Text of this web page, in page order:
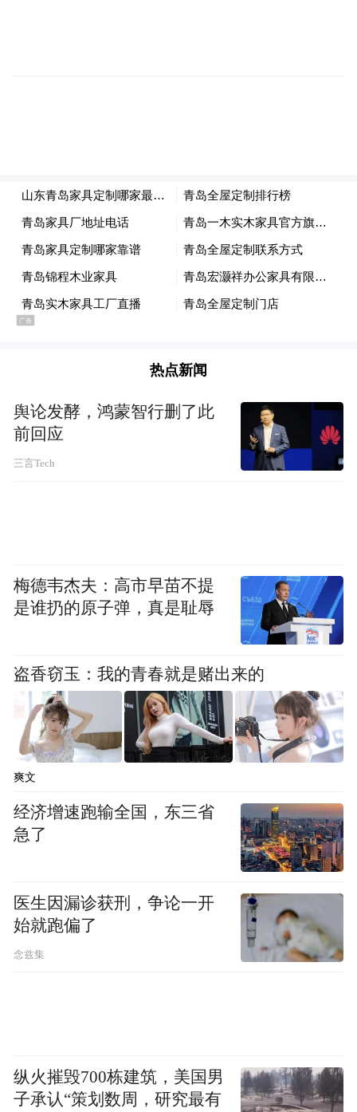
和进步的礼赞，对劳动和创造的尊重，对无
私奉献者的感恩。
站在卦台山巅传说中的伏羲画卦处，抬眼望
去，山川河流，一览无余，河对面的龙马
山，云遮雾罩，山势地貌，俊美秀丽。身后
树叶织就的蓑衣，明眸微思，仿佛神游天地
青山不语，渭水悠悠。似乎能感受到来自远
古的风烟，触摸到文明肇启时的曦光。伏羲
影响备受关注和尊崇。
文化是民族的精神命脉，文化自信是更基
础、更广泛、更深厚的自信。感谢卦台山，
感谢渭水，一山一水，孕育出了中华文明的
火种，点亮了我们悠远而深沉的文化自信。
（新甘肃）
“特别声明：以上作品内容(包括在内的视频、图片或音
频)为凤凰网旗下自媒体平台“大风号”用户上传并发
布，本平台仅提供信息存储空间服务。
Notice: The content above (including the videos,
pictures and audios if any) is uploaded and posted
by the user of Dafeng Hao, which is a social media
platform and merely provides information storage
space services.”
热点新闻
舆论发酵，鸿蒙智行删了此
前回应
三言Tech
梅德韦杰夫：高市早苗不提
是谁扔的原子弹，真是耻辱
盗香窃玉：我的青春就是赌出来的
爽文
经济增速跑输全国，东三省
急了
医生因漏诊获刑，争论一开
始就跑偏了
念兹集
纵火摧毁700栋建筑，美国男
子承认“策划数周，研究最有